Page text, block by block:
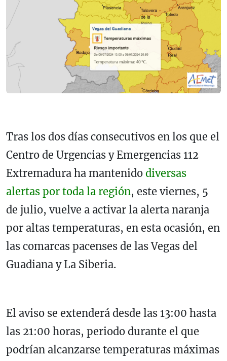
Tras los dos días consecutivos en los que el
Centro de Urgencias y Emergencias 112
Extremadura ha mantenido diversas
alertas por toda la región, este viernes, 5
de julio, vuelve a activar la alerta naranja
por altas temperaturas, en esta ocasión, en
las comarcas pacenses de las Vegas del
Guadiana y La Siberia.
El aviso se extenderá desde las 13:00 hasta
las 21:00 horas, periodo durante el que
podrían alcanzarse temperaturas máximas